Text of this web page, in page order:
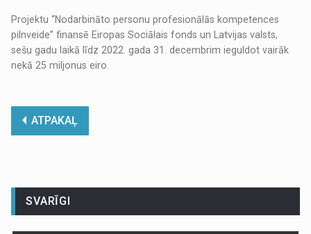
Projektu “Nodarbināto personu profesionālās kompetences
pilnveide” finansē Eiropas Sociālais fonds un Latvijas valsts,
sešu gadu laikā līdz 2022. gada 31. decembrim ieguldot vairāk
nekā 25 miljonus eiro.
ATPAKAĻ
SVARĪGI